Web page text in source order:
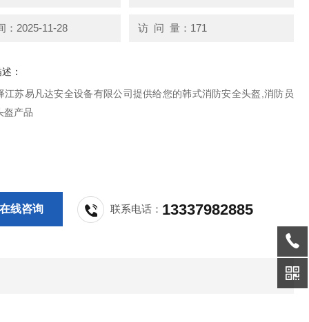
：2025-11-28 访 问 量：171
：
江苏易凡达安全设备有限公司提供给您的韩式消防安全头盔,消防员
盔产品
在线咨询 联系电话： 13337982885